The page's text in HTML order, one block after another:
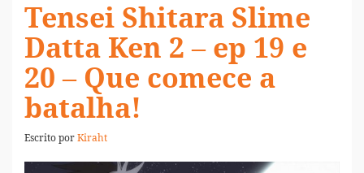
Tensei Shitara Slime
Datta Ken 2 – ep 19 e
20 – Que comece a
batalha!
Escrito porKiraht